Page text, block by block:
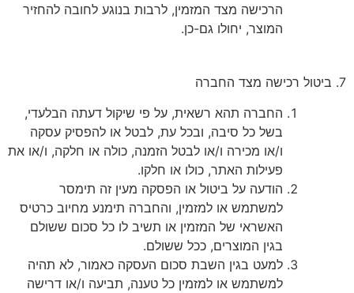
הרכישה מצד המזמין, לרבות בנוגע לחובה להחזיר
המוצר, יחולו גם-כן.
7. ביטול רכישה מצד החברה
החברה תהא רשאית, על פי שיקול דעתה הבלעדי,
בשל כל סיבה, ובכל עת, לבטל או להפסיק עסקה
ו/או מכירה ו/או לבטל הזמנה, כולה או חלקה, ו/או את
פעילות האתר, כולו או חלקו.
הודעה על ביטול או הפסקה מעין זה תימסר
למשתמש או למזמין, והחברה תימנע מחיוב כרטיס
האשראי של המזמין או תשיב לו כל סכום ששולם
בגין המוצרים, ככל ששולם.
למעט בגין השבת סכום העסקה כאמור, לא תהיה
למשתמש או למזמין כל טענה, תביעה ו/או דרישה